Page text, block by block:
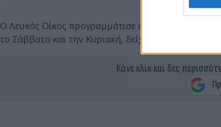
Ο Λευκός Οίκος προγραμμάτισε σύγκλιση του
το Σάββατο και την Κυριακή, δείχνοντας
Κάνε κλικ και δες